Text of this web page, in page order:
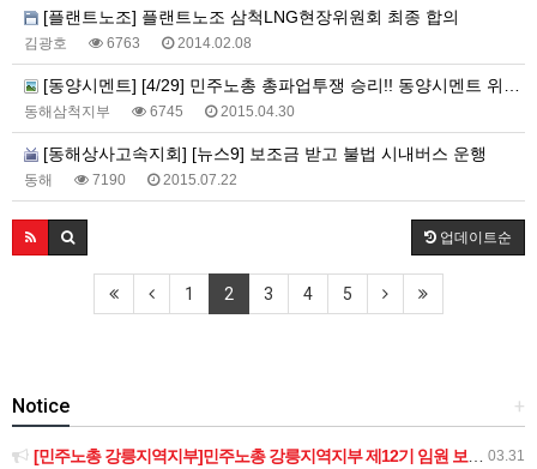
[플랜트노조] 플랜트노조 삼척LNG현장위원회 최종 합의
김광호 6763 2014.02.08
[동양시멘트] [4/29] 민주노총 총파업투쟁 승리!! 동양시멘트 위장도급 분쇄!! 민주노총 동해삼척지부 공동행동
동해삼척지부 6745 2015.04.30
[동해상사고속지회] [뉴스9] 보조금 받고 불법 시내버스 운행
동해 7190 2015.07.22
업데이트순
1 2 3 4 5
+
Notice
03.31
[민주노총 강릉지역지부]민주노총 강릉지역지부 제12기 임원 보궐선거결과 공고